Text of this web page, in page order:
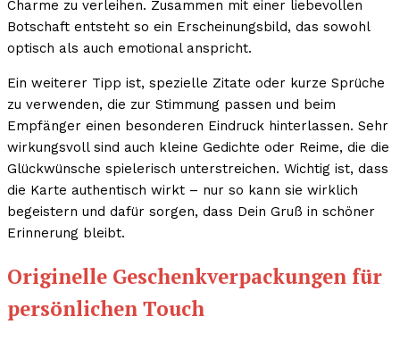
Charme zu verleihen. Zusammen mit einer liebevollen
Botschaft entsteht so ein Erscheinungsbild, das sowohl
optisch als auch emotional anspricht.
Ein weiterer Tipp ist, spezielle Zitate oder kurze Sprüche
zu verwenden, die zur Stimmung passen und beim
Empfänger einen besonderen Eindruck hinterlassen. Sehr
wirkungsvoll sind auch kleine Gedichte oder Reime, die die
Glückwünsche spielerisch unterstreichen. Wichtig ist, dass
die Karte authentisch wirkt – nur so kann sie wirklich
begeistern und dafür sorgen, dass Dein Gruß in schöner
Erinnerung bleibt.
Originelle Geschenkverpackungen für
persönlichen Touch